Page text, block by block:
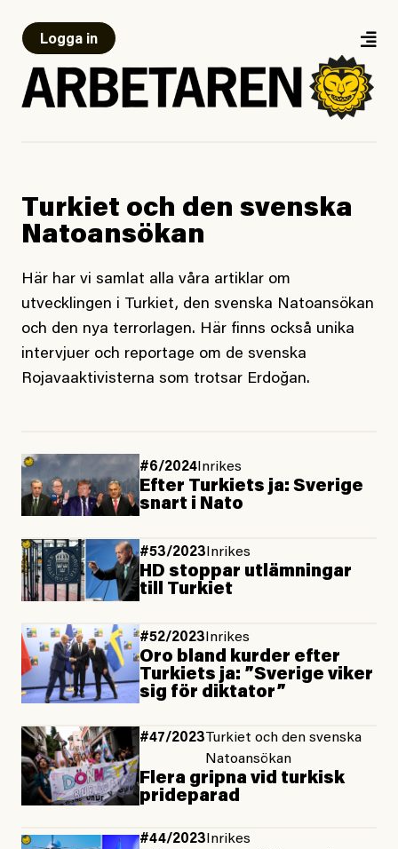
Logga in
Turkiet och den svenska
Natoansökan
Här har vi samlat alla våra artiklar om
utvecklingen i Turkiet, den svenska Natoansökan
och den nya terrorlagen. Här finns också unika
intervjuer och reportage om de svenska
Rojavaaktivisterna som trotsar Erdoğan.
#6/2024Inrikes
Efter Turkiets ja: Sverige
snart i Nato
#53/2023Inrikes
HD stoppar utlämningar
till Turkiet
#52/2023 Inrikes
Oro bland kurder efter
Turkiets ja: ”Sverige viker
sig för diktator”
#47/2023Turkiet och den svenska
Natoansökan
Flera gripna vid turkisk
prideparad
#44/2023 Inrikes